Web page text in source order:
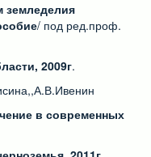
земледелия
/ под ред.проф.
2009г.
в современных